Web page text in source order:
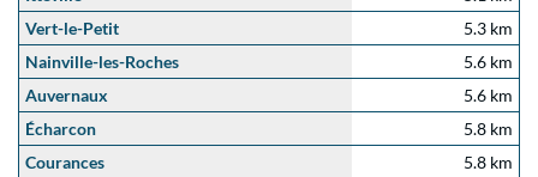
Vert-le-Petit
5.3 km
Nainville-les-Roches
5.6 km
Auvernaux
5.6 km
Écharcon
5.8 km
Courances
5.8 km